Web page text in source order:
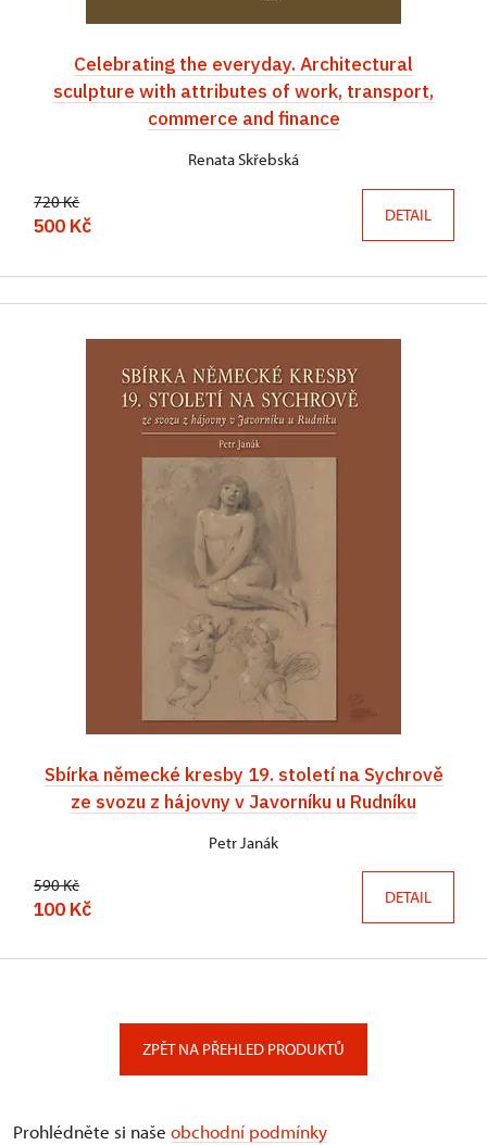
Celebrating the everyday. Architectural
sculpture with attributes of work, transport,
commerce and finance
Renata Skřebská
720 Kč
500 Kč DETAIL
Sbírka německé kresby 19. století na Sychrově
ze svozu z hájovny v Javorníku u Rudníku
Petr Janák
590 Kč
100 Kč DETAIL
ZPĚT NA PŘEHLED PRODUKTŮ
Prohlédněte si naše obchodní podmínky